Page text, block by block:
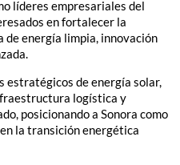
líderes empresariales del
en fortalecer la
energía limpia, innovación
estratégicos de energía solar,
logística y
posicionando a Sonora como
la transición energética